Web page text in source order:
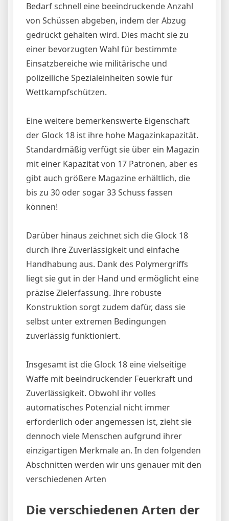
Bedarf schnell eine beeindruckende Anzahl
von Schüssen abgeben, indem der Abzug
gedrückt gehalten wird. Dies macht sie zu
einer bevorzugten Wahl für bestimmte
Einsatzbereiche wie militärische und
polizeiliche Spezialeinheiten sowie für
Wettkampfschützen.
Eine weitere bemerkenswerte Eigenschaft
der Glock 18 ist ihre hohe Magazinkapazität.
Standardmäßig verfügt sie über ein Magazin
mit einer Kapazität von 17 Patronen, aber es
gibt auch größere Magazine erhältlich, die
bis zu 30 oder sogar 33 Schuss fassen
können!
Darüber hinaus zeichnet sich die Glock 18
durch ihre Zuverlässigkeit und einfache
Handhabung aus. Dank des Polymergriffs
liegt sie gut in der Hand und ermöglicht eine
präzise Zielerfassung. Ihre robuste
Konstruktion sorgt zudem dafür, dass sie
selbst unter extremen Bedingungen
zuverlässig funktioniert.
Insgesamt ist die Glock 18 eine vielseitige
Waffe mit beeindruckender Feuerkraft und
Zuverlässigkeit. Obwohl ihr volles
automatisches Potenzial nicht immer
erforderlich oder angemessen ist, zieht sie
dennoch viele Menschen aufgrund ihrer
einzigartigen Merkmale an. In den folgenden
Abschnitten werden wir uns genauer mit den
verschiedenen Arten
Die verschiedenen Arten der